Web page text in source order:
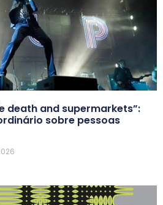
death and supermarkets”:
sobre pessoas